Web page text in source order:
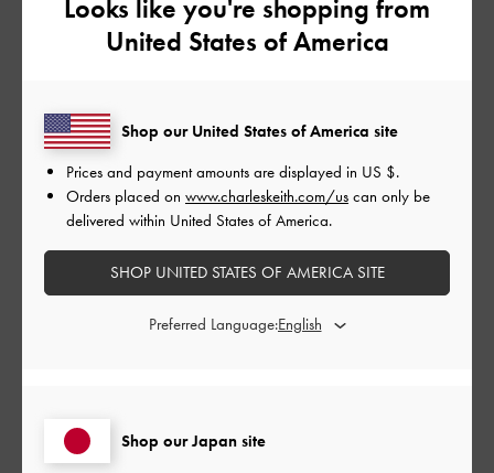
レビューを書く
デザイン
よかった
よかった
フィルター
Looks like you're shopping from
United States of America
Shop our Japan site
Shop our United States of America site
Prices and payment amounts are displayed in US $.
Orders placed on www.charleskeith.com/us can only be
delivered within United States of America.
SHOP UNITED STATES OF AMERICA SITE
Preferred Language: